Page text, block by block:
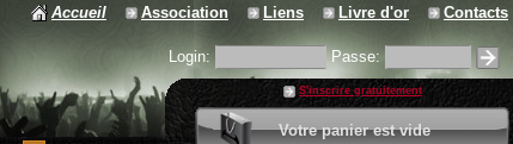
Accueil Association Liens Livre d'or Contacts
Login: Passe:
S'inscrire gratuitement
Votre panier est vide
0 article
Valider votre panier